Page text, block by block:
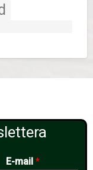
E-mail *